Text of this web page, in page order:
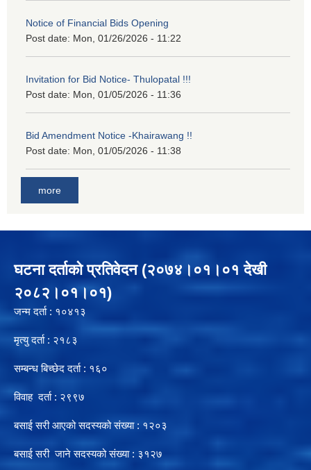
Notice of Financial Bids Opening
Post date: Mon, 01/26/2026 - 11:22
Invitation for Bid Notice- Thulopatal !!!
Post date: Mon, 01/05/2026 - 11:36
Bid Amendment Notice -Khairawang !!
Post date: Mon, 01/05/2026 - 11:38
more
घटना दर्ताको प्रतिवेदन (२०७४।०१।०१ देखी
२०८२।०१।०१)
जन्म दर्ता : १०४१३
मृत्यु दर्ता : २१८३
सम्बन्ध बिच्छेद दर्ता : १६०
विवाह दर्ता : २९९७
बसाई सरी आएको सदस्यको संख्या : १२०३
बसाई सरी जाने सदस्यको संख्या : ३१२७